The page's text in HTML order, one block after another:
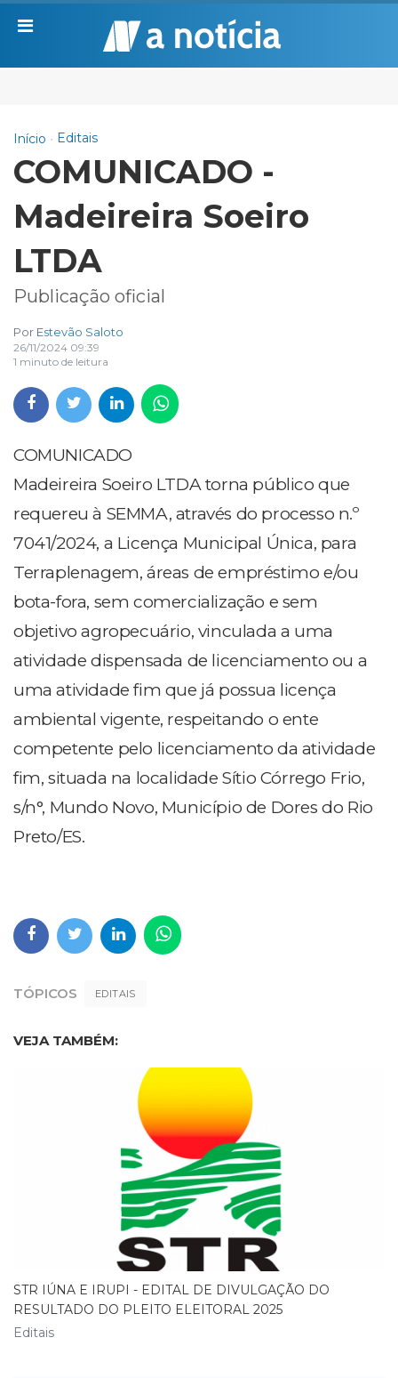
Início Editais
COMUNICADO -
Madeireira Soeiro
LTDA
Publicação oficial
Por Estevão Saloto
26/11/2024 09:39
1 minuto de leitura
COMUNICADO
Madeireira Soeiro LTDA torna público que
requereu à SEMMA, através do processo n.º
7041/2024, a Licença Municipal Única, para
Terraplenagem, áreas de empréstimo e/ou
bota-fora, sem comercialização e sem
objetivo agropecuário, vinculada a uma
atividade dispensada de licenciamento ou a
uma atividade fim que já possua licença
ambiental vigente, respeitando o ente
competente pelo licenciamento da atividade
fim, situada na localidade Sítio Córrego Frio,
s/n°, Mundo Novo, Município de Dores do Rio
Preto/ES.
TÓPICOS EDITAIS
VEJA TAMBÉM:
STR IÚNA E IRUPI - EDITAL DE DIVULGAÇÃO DO
RESULTADO DO PLEITO ELEITORAL 2025
Editais